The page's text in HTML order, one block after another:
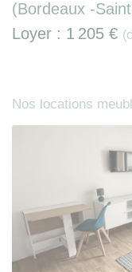
(Bordeaux -
Loyer : 1 205 €
Nos locations